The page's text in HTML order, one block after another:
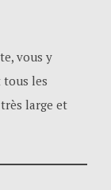
vous y
les
large et